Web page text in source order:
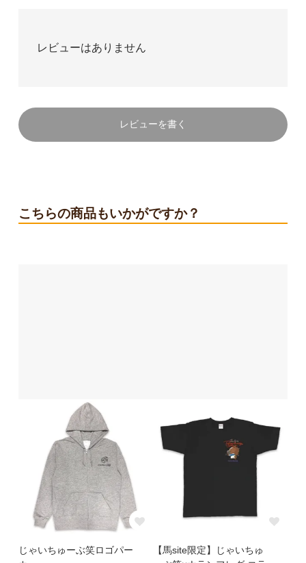
レビューはありません
レビューを書く
こちらの商品もいかがですか？
じゃいちゅーぶ笑ロゴパー
【馬site限定】じゃいちゅ